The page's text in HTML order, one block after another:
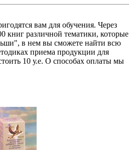
вам для обучения. Через
книг различной тематики, которые
в нем вы сможете найти всю
приема продукции для
10 у.е. О способах оплаты мы